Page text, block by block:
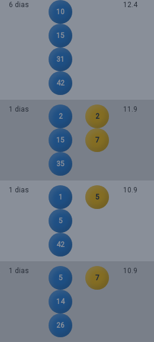
6 dias
10
15
31
42
12.4
1 dias
2
15
35
2
7
11.9
1 dias
1
5
42
5
10.9
1 dias
5
14
26
7
10.9